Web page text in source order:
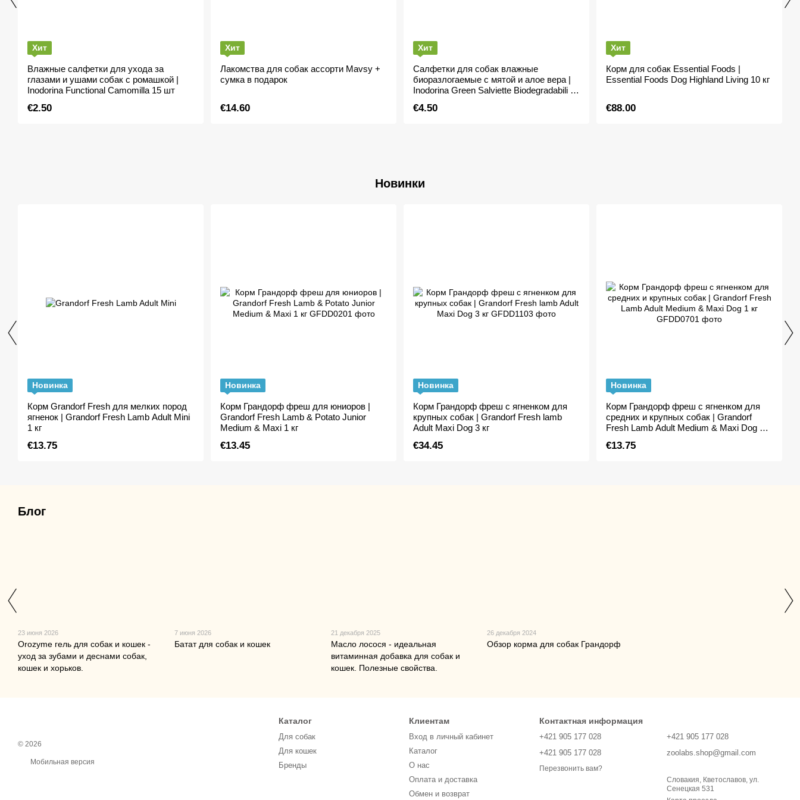
Хит
Влажные салфетки для ухода за
глазами и ушами собак с ромашкой |
Inodorina Functional Camomilla 15 шт
€2.50
Хит
Лакомства для собак ассорти Mavsy +
сумка в подарок
€14.60
Хит
Салфетки для собак влажные
биоразлогаемые с мятой и алое вера |
Inodorina Green Salviette Biodegradabili 30
€4.50
Хит
Корм для собак Essential Foods |
Essential Foods Dog Highland Living 10 кг
€88.00
Новинки
Новинка
Корм Grandorf Fresh для мелких пород
ягненок | Grandorf Fresh Lamb Adult Mini
1 кг
€13.75
Новинка
Корм Грандорф фреш для юниоров |
Grandorf Fresh Lamb & Potato Junior
Medium & Maxi 1 кг
€13.45
Новинка
Корм Грандорф фреш с ягненком для
крупных собак | Grandorf Fresh lamb
Adult Maxi Dog 3 кг
€34.45
Новинка
Корм Грандорф фреш с ягненком для
средних и крупных собак | Grandorf
Fresh Lamb Adult Medium & Maxi Dog 1
€13.75
Блог
23 июня 2026
Orozyme гель для собак и кошек -
уход за зубами и деснами собак,
кошек и хорьков.
7 июня 2026
Батат для собак и кошек
21 декабря 2025
Масло лосося - идеальная
витаминная добавка для собак и
кошек. Полезные свойства.
26 декабря 2024
Обзор корма для собак Грандорф
© 2026
Мобильная версия
Каталог
Для собак
Для кошек
Бренды
Клиентам
Вход в личный кабинет
Каталог
О нас
Оплата и доставка
Обмен и возврат
Контактная информация
+421 905 177 028
+421 905 177 028
Перезвонить вам?
+421 905 177 028
zoolabs.shop@gmail.com
Словакия, Кветославов, ул.
Сенецкая 531